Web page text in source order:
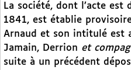
La société, dont l’acte est
1841, est établie
Arnaud et son intitulé est
Jamain, Derrion et
suite à un précédent